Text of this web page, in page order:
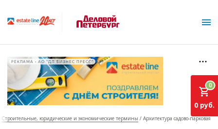
РЕКЛАМА • АО "ДП БИЗНЕС ПРЕСС"
Строительные, юридические и экономические термины Архитектура садово-парковая
0
0 руб.